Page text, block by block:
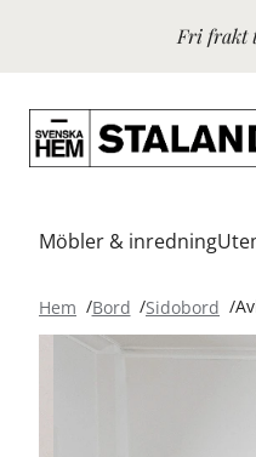
Fri frakt
Möbler & inredning
Hem Bord Sidobord